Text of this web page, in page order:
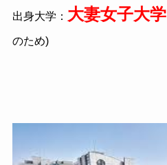
出身大学： 大妻女子大学
のため)